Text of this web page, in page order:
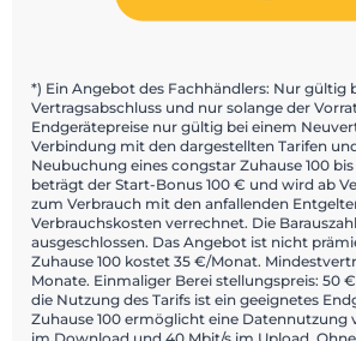
*) Ein Angebot des Fachhändlers: Nur gültig
Vertragsabschluss und nur solange der
Endgerätepreise nur gültig bei einem
Verbindung mit den dargestellten Tarifen
Neubuchung eines congstar Zuhause 100 bis
beträgt der Start-Bonus 100 € und wird ab
zum Verbrauch mit den anfallenden
Verbrauchskosten verrechnet. Die
ausgeschlossen. Das Angebot ist nicht
Zuhause 100 kostet 35 €/Monat.
Monate. Einmaliger Berei stellungspreis: 50
die Nutzung des Tarifs ist ein geeignetes
Zuhause 100 ermöglicht eine Datennutzung